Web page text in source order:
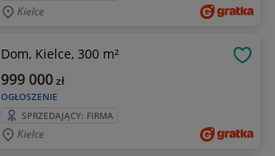
Kielce
Dom, Kielce, 300 m²
OGŁOSZENIE
999 000zł
SPRZEDAJĄCY: FIRMA
Kielce